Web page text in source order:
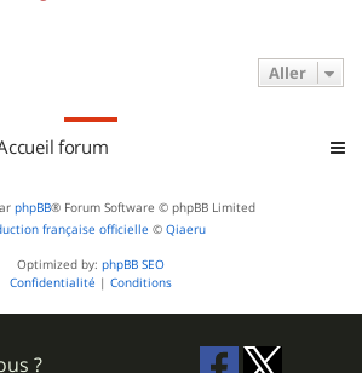
Aller
forum
phpBB® Forum Software © phpBB Limited
française officielle © Qiaeru
Optimized by: phpBB SEO
Confidentialité | Conditions
?